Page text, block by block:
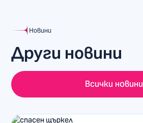
Новини
Други новини
Всички новини